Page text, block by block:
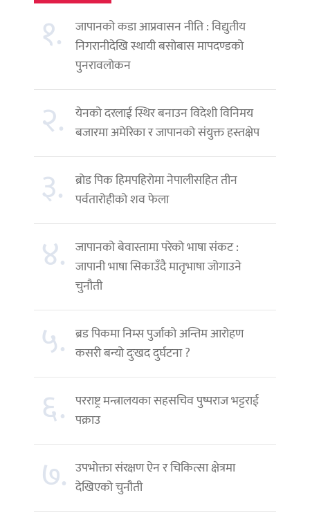
१.
जापानको कडा आप्रवासन नीति : विद्युतीय
निगरानीदेखि स्थायी बसोबास मापदण्डको
पुनरावलोकन
२. येनको दरलाई स्थिर बनाउन विदेशी विनिमय
बजारमा अमेरिका र जापानको संयुक्त हस्तक्षेप
३.
ब्रोड पिक हिमपहिरोमा नेपालीसहित तीन
पर्वतारोहीको शव फेला
४. जापानको बेवास्तामा परेको भाषा संकट :
जापानी भाषा सिकाउँदै मातृभाषा जोगाउने
चुनौती
५. ब्रड पिकमा निम्स पुर्जाको अन्तिम आरोहण
कसरी बन्यो दुःखद दुर्घटना ?
६. परराष्ट्र मन्त्रालयका सहसचिव पुष्पराज भट्टराई
पक्राउ
७. उपभोक्ता संरक्षण ऐन र चिकित्सा क्षेत्रमा
देखिएको चुनौती